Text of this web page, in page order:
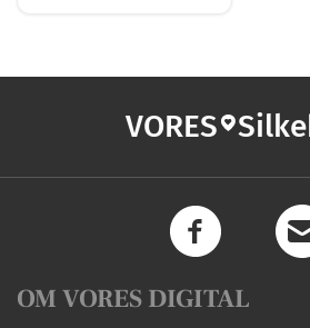
VORES
OM VORES DIGITAL